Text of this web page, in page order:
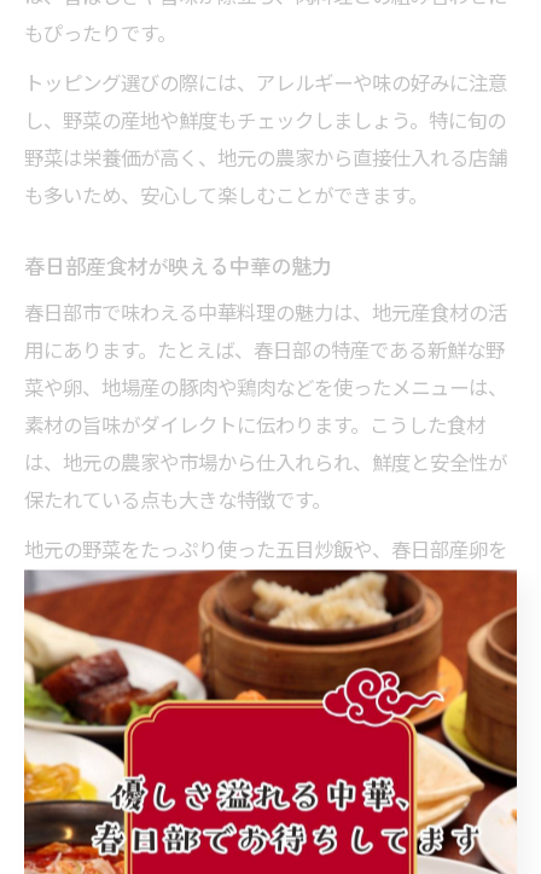
もぴったりです。
トッピング選びの際には、アレルギーや味の好みに注意
し、野菜の産地や鮮度もチェックしましょう。特に旬の
野菜は栄養価が高く、地元の農家から直接仕入れる店舗
も多いため、安心して楽しむことができます。
春日部産食材が映える中華の魅力
春日部市で味わえる中華料理の魅力は、地元産食材の活
用にあります。たとえば、春日部の特産である新鮮な野
菜や卵、地場産の豚肉や鶏肉などを使ったメニューは、
素材の旨味がダイレクトに伝わります。こうした食材
は、地元の農家や市場から仕入れられ、鮮度と安全性が
保たれている点も大きな特徴です。
地元の野菜をたっぷり使った五目炒飯や、春日部産卵を
使ったふわとろ天津飯などは、素材本来の甘みやコクを
感じられる一品です。特に、旬の野菜は栄養価も高く、
体にもやさしい点が人気の理由となっています。
これらのメニューを選ぶ際には、食材の産地表示や店舗
の仕入れ方法にも注目しましょう。地元食材を活かした
中華は、春日部市ならではの味覚体験を提供してくれま
す。